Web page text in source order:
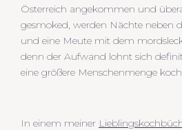
Österreich angekommen und
gesmoked, werden Nächte neben
und eine Meute mit dem
denn der Aufwand lohnt sich
eine größere Menschenmenge
In einem meiner